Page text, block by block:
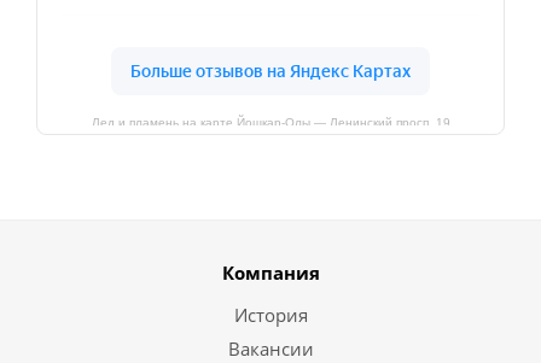
Лед и пламень на карте Йошкар‑Олы — Ленинский просп.,19
Компания
История
Вакансии